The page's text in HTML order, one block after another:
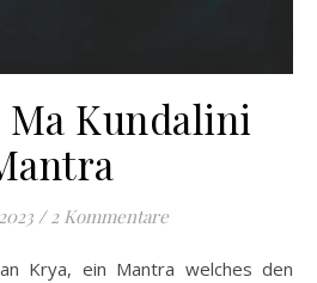
Ma Kundalini
/ 2 Kommentare